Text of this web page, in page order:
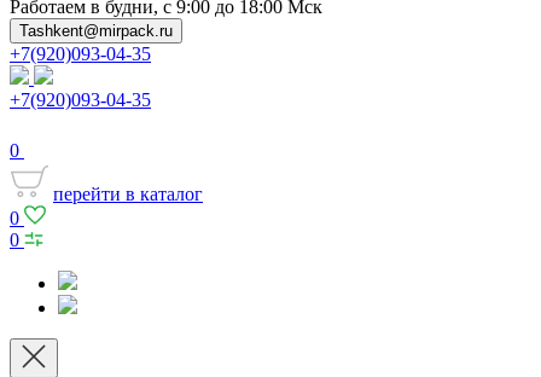
Работаем в будни, с 9:00 до 18:00 Мск
Tashkent@mirpack.ru
+7(920)093-04-35
+7(920)093-04-35
0
перейти в каталог
0
0